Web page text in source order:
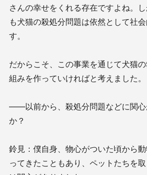
さんの幸せをくれる存在ですよね。
も犬猫の殺処分問題は依然として社
す。
だからこそ、この事業を通じて犬猫
組みを作っていければと考えました。
――以前から、殺処分問題などに関心
か？
鈴見：僕自身、物心がついた頃から
ってきたこともあり、ペットたちを